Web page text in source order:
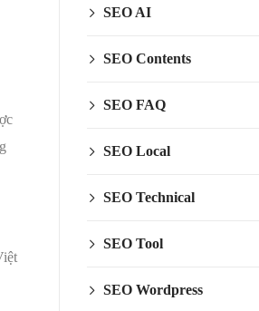
SEO AI
SEO Contents
SEO FAQ
SEO Local
SEO Technical
SEO Tool
SEO Wordpress